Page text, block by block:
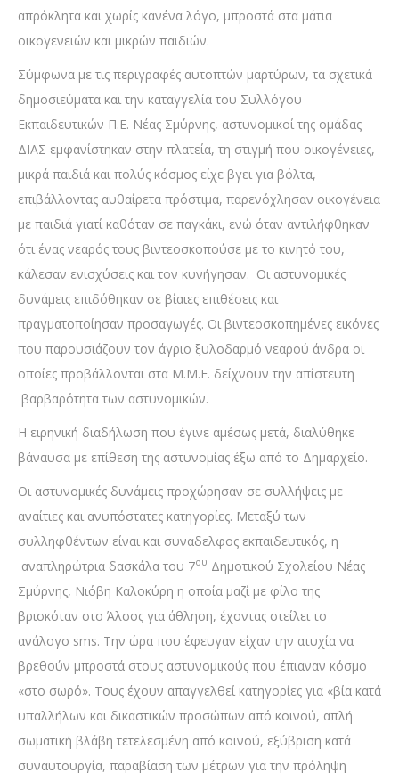
απρόκλητα και χωρίς κανένα λόγο, μπροστά στα μάτια
οικογενειών και μικρών παιδιών.
Σύμφωνα με τις περιγραφές αυτοπτών μαρτύρων, τα σχετικά
δημοσιεύματα και την καταγγελία του Συλλόγου
Εκπαιδευτικών Π.Ε. Νέας Σμύρνης, αστυνομικοί της ομάδας
ΔΙΑΣ εμφανίστηκαν στην πλατεία, τη στιγμή που οικογένειες,
μικρά παιδιά και πολύς κόσμος είχε βγει για βόλτα,
επιβάλλοντας αυθαίρετα πρόστιμα, παρενόχλησαν οικογένεια
με παιδιά γιατί καθόταν σε παγκάκι, ενώ όταν αντιλήφθηκαν
ότι ένας νεαρός τους βιντεοσκοπούσε με το κινητό του,
κάλεσαν ενισχύσεις και τον κυνήγησαν. Οι αστυνομικές
δυνάμεις επιδόθηκαν σε βίαιες επιθέσεις και
πραγματοποίησαν προσαγωγές. Οι βιντεοσκοπημένες εικόνες
που παρουσιάζουν τον άγριο ξυλοδαρμό νεαρού άνδρα οι
οποίες προβάλλονται στα Μ.Μ.Ε. δείχνουν την απίστευτη
βαρβαρότητα των αστυνομικών.
Η ειρηνική διαδήλωση που έγινε αμέσως μετά, διαλύθηκε
βάναυσα με επίθεση της αστυνομίας έξω από το Δημαρχείο.
Οι αστυνομικές δυνάμεις προχώρησαν σε συλλήψεις με
αναίτιες και ανυπόστατες κατηγορίες. Μεταξύ των
συλληφθέντων είναι και συναδελφος εκπαιδευτικός, η
αναπληρώτρια δασκάλα του 7ου Δημοτικού Σχολείου Νέας
Σμύρνης, Νιόβη Καλοκύρη η οποία μαζί με φίλο της
βρισκόταν στο Άλσος για άθληση, έχοντας στείλει το
ανάλογο sms. Την ώρα που έφευγαν είχαν την ατυχία να
βρεθούν μπροστά στους αστυνομικούς που έπιαναν κόσμο
«στο σωρό». Τους έχουν απαγγελθεί κατηγορίες για «βία κατά
υπαλλήλων και δικαστικών προσώπων από κοινού, απλή
σωματική βλάβη τετελεσμένη από κοινού, εξύβριση κατά
συναυτουργία, παραβίαση των μέτρων για την πρόληψη